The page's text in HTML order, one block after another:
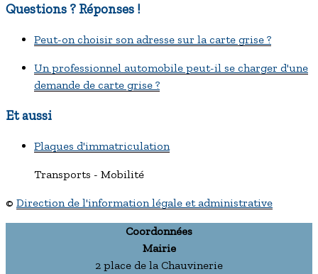
Questions ? Réponses !
Peut-on choisir son adresse sur la carte grise ?
Un professionnel automobile peut-il se charger d'une
demande de carte grise ?
Et aussi
Plaques d'immatriculation
Transports - Mobilité
© Direction de l'information légale et administrative
Coordonnées
Mairie
2 place de la Chauvinerie